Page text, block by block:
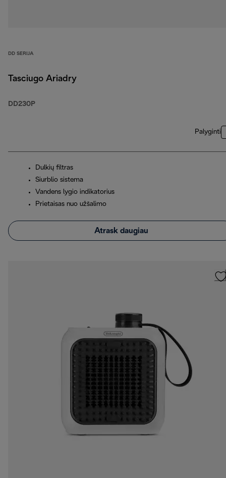
DD SERIJA
Tasciugo Ariadry
DD230P
Palyginti
Dulkių filtras
Siurblio sistema
Vandens lygio indikatorius
Prietaisas nuo užšalimo
Atrask daugiau